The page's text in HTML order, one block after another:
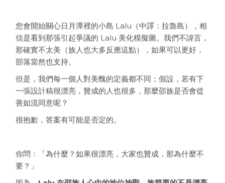
您會開始關心日月潭裡的小島 Lalu（中譯：拉魯島），相
信是看到那張引起爭議的 Lalu 美化模擬圖。我們不諱言，
那確實不太美（族人也大多反應這點），如果可以更好，
部落當然也支持。
但是，我們每一個人對美醜的定義都不同；假設，若有下
一張設計稿很漂亮，贊成的人也很多，那麼邵族是否會從
善如流同意呢？
很抱歉，答案有可能是否定的。
你問：「為什麼？如果很漂亮，大家也贊成，那為什麼不
要？」